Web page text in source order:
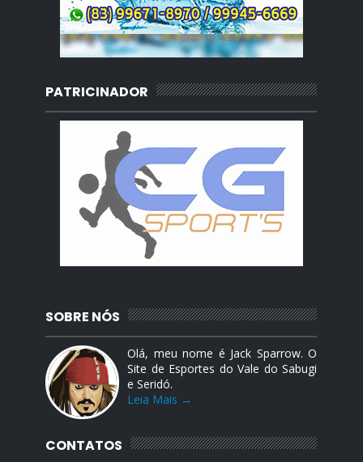
PATRICINADOR
SOBRE NÓS
Olá, meu nome é Jack Sparrow. O
Site de Esportes do Vale do Sabugi
e Seridó.
Leia Mais →
CONTATOS